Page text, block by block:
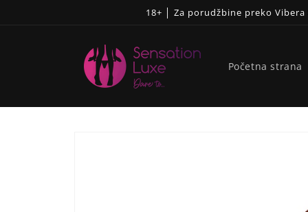
18+ │ Za porudžbine preko Vibera
Početna strana